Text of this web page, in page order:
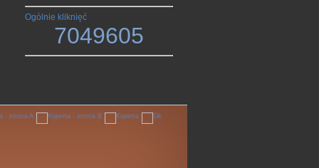
Ogólnie kliknięć
7049605